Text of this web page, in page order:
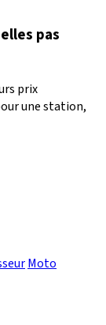
pas
prix
une station,
Moto